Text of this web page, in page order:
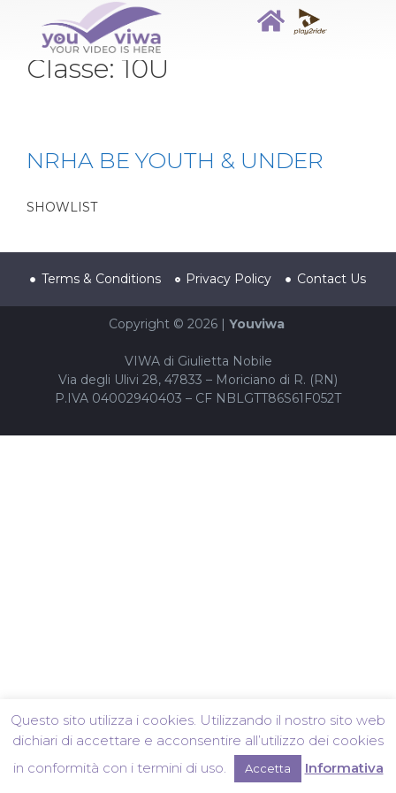
Classe: 10U
NRHA BE YOUTH & UNDER
SHOWLIST
Terms & Conditions Privacy Policy Contact Us
Copyright © 2026 | Youviwa
VIWA di Giulietta Nobile
Via degli Ulivi 28, 47833 – Moriciano di R. (RN)
P.IVA 04002940403 – CF NBLGTT86S61F052T
Questo sito utilizza i cookies. Utilizzando il nostro sito web
dichiari di accettare e acconsentire all’utilizzo dei cookies
in conformità con i termini di uso.
Accetta Informativa